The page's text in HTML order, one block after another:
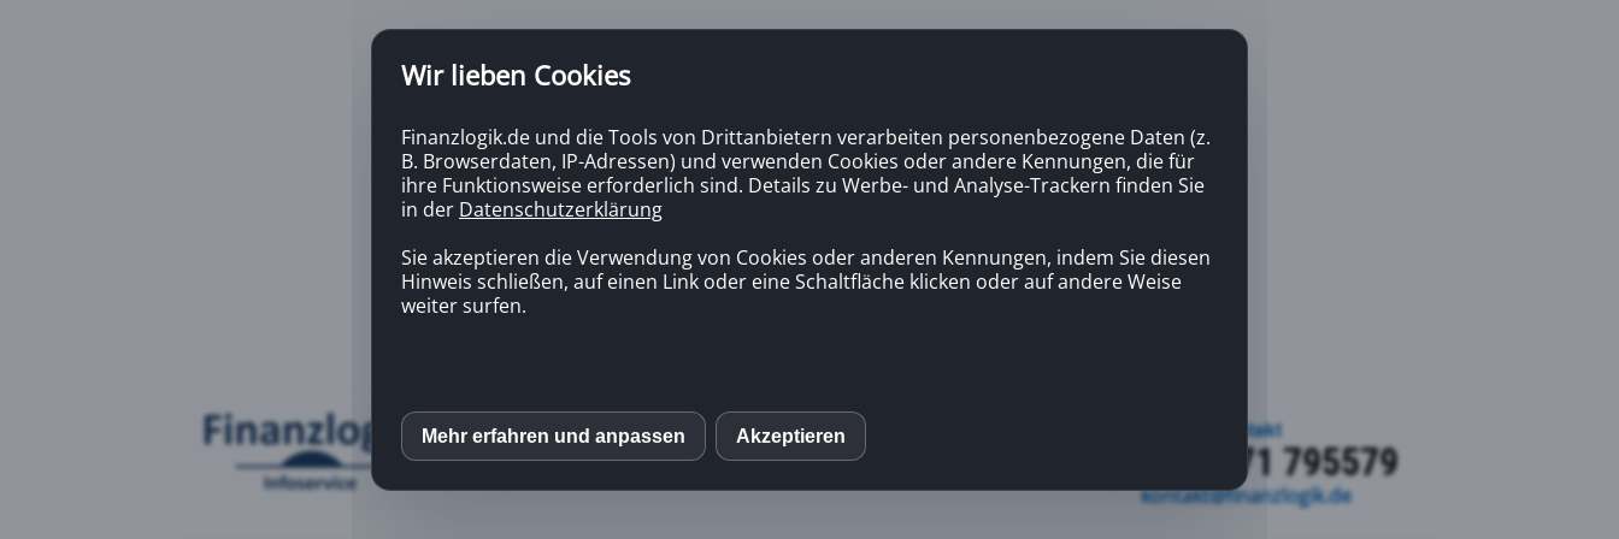
Kontakt
+49 7071 795579
kontakt@finanzlogik.de
Wir lieben Cookies
Finanzlogik.de und die Tools von Drittanbietern verarbeiten personenbezogene Daten (z.
B. Browserdaten, IP-Adressen) und verwenden Cookies oder andere Kennungen, die für
ihre Funktionsweise erforderlich sind. Details zu Werbe- und Analyse-Trackern finden Sie
in der Datenschutzerklärung
Sie akzeptieren die Verwendung von Cookies oder anderen Kennungen, indem Sie diesen
Hinweis schließen, auf einen Link oder eine Schaltfläche klicken oder auf andere Weise
weiter surfen.
inCMS
Mehr erfahren und anpassen Akzeptieren